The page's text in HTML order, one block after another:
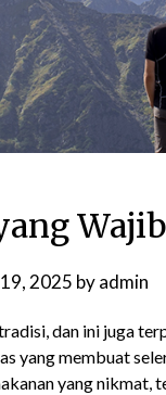
2025 byadmin
dan ini juga
yang membuat
yang nikmat,